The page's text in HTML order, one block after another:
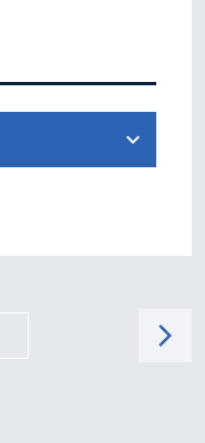
arrow_forward_ios